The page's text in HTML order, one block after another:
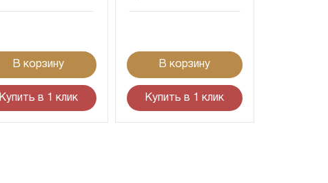
В корзину
Купить в 1 клик
В корзину
Купить в 1 клик